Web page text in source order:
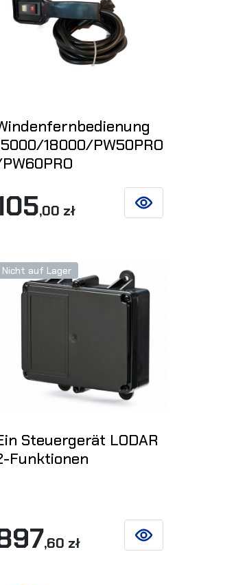
18000/PW50PRO
,00 zł SIEHE DETAILS
Nicht auf Lager
Steuergerät LODAR
Funktionen
,60 zł SIEHE DETAILS